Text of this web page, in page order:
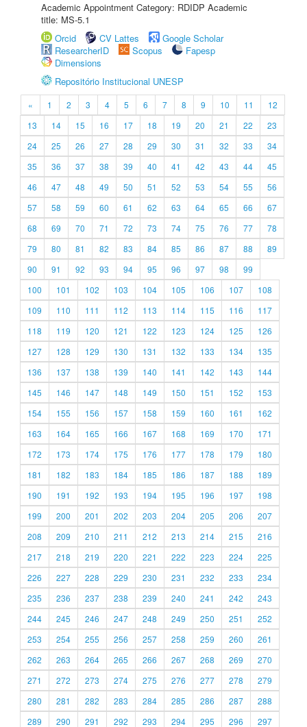
Academic Appointment Category: RDIDP Academic
title: MS-5.1
Orcid
CV Lattes
Google Scholar
ResearcherID
Scopus
Fapesp
Dimensions
Repositório Institucional UNESP
« 1 2 3 4 5 6 7 8 9 10 11
12
13
14 15 16 17 18 19 20 21 22
23
24
25 26 27 28 29 30 31 32 33
34
35
36 37 38 39 40 41 42 43 44
45
46
47 48 49 50 51 52 53 54 55
56
57
58 59 60 61 62 63 64 65 66
67
68
69 70 71 72 73 74 75 76 77
78
79
80 81 82 83 84 85 86 87 88
89
90
91 92 93 94 95 96 97 98
99
100
101 102 103 104 105 106 107
108
109
110 111 112 113 114 115 116
117
118
119 120 121 122 123 124 125
126
127
128 129 130 131 132 133 134
135
136
137 138 139 140 141 142 143
144
145
146 147 148 149 150 151 152
153
154
155 156 157 158 159 160 161
162
163
164 165 166 167 168 169 170
171
172
173 174 175 176 177 178 179
180
181
182 183 184 185 186 187 188
189
190
191 192 193 194 195 196 197
198
199
200 201 202 203 204 205 206
207
208
209 210 211 212 213 214 215
216
217
218 219 220 221 222 223 224
225
226
227 228 229 230 231 232 233
234
235
236 237 238 239 240 241 242
243
244
245 246 247 248 249 250 251
252
253
254 255 256 257 258 259 260
261
262
263 264 265 266 267 268 269
270
271
272 273 274 275 276 277 278
279
280
281 282 283 284 285 286 287
288
289
290 291 292 293 294 295 296 297